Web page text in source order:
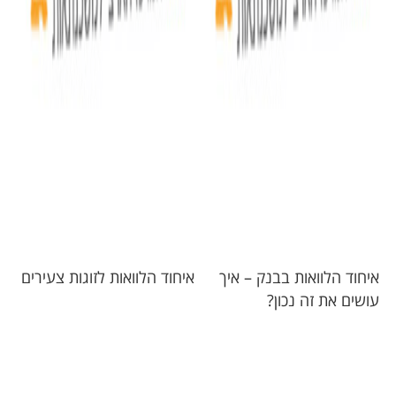
איחוד הלוואות בבנק – איך
עושים את זה נכון?
איחוד הלוואות לזוגות צעירים